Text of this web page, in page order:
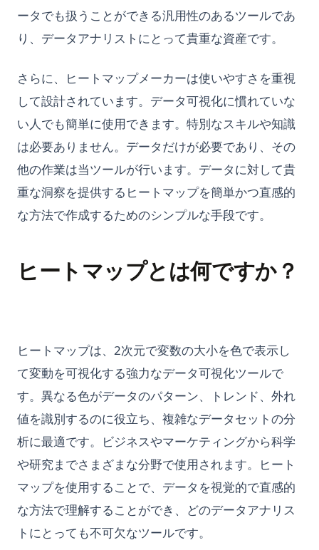
ントとテクニック
Python仮想環境：venv、virtualenv、Condaの完全ガイド
Python文字列置換：str.replace()の完全ガイドとその先
SVM in Python, What It Is and How to Use It
Scikit-Learnとは：必須の機械学習ライブラリを理解する
Scikit-learn Imputer を使いこなす究極のガイド
Side_effect in Python - What It Is And How to Use?
Sklearn Train Test Split: Complete Guide to Splitting Data in
Python
Snowflake Connector Python: Install and Connect to
Streamlit Datetime Slider - A Step-by-Step Introduction
Streamlit Datetime Slider - ステップバイステップの紹介
T-Test and P-Value in Python for Data Analysis
Text Cleaning in Python: Effective Data Cleaning Tutorial
The Ultimate Guide: How to Use Scikit-learn Imputer
Understanding Pandas DataFrame Indices | Python
Unfolding the Architecture and Efficiency of Fast and Faster
R-CNN for Object Detection
Unlocking Creativity with Python and Arduino: A
ータでも扱うことができる汎用性のあるツールであ
り、データアナリストにとって貴重な資産です。
さらに、ヒートマップメーカーは使いやすさを重視
して設計されています。データ可視化に慣れていな
い人でも簡単に使用できます。特別なスキルや知識
は必要ありません。データだけが必要であり、その
他の作業は当ツールが行います。データに対して貴
重な洞察を提供するヒートマップを簡単かつ直感的
な方法で作成するためのシンプルな手段です。
ヒートマップとは何ですか？
ヒートマップは、2次元で変数の大小を色で表示し
て変動を可視化する強力なデータ可視化ツールで
す。異なる色がデータのパターン、トレンド、外れ
値を識別するのに役立ち、複雑なデータセットの分
析に最適です。ビジネスやマーケティングから科学
や研究までさまざまな分野で使用されます。ヒート
マップを使用することで、データを視覚的で直感的
な方法で理解することができ、どのデータアナリス
トにとっても不可欠なツールです。